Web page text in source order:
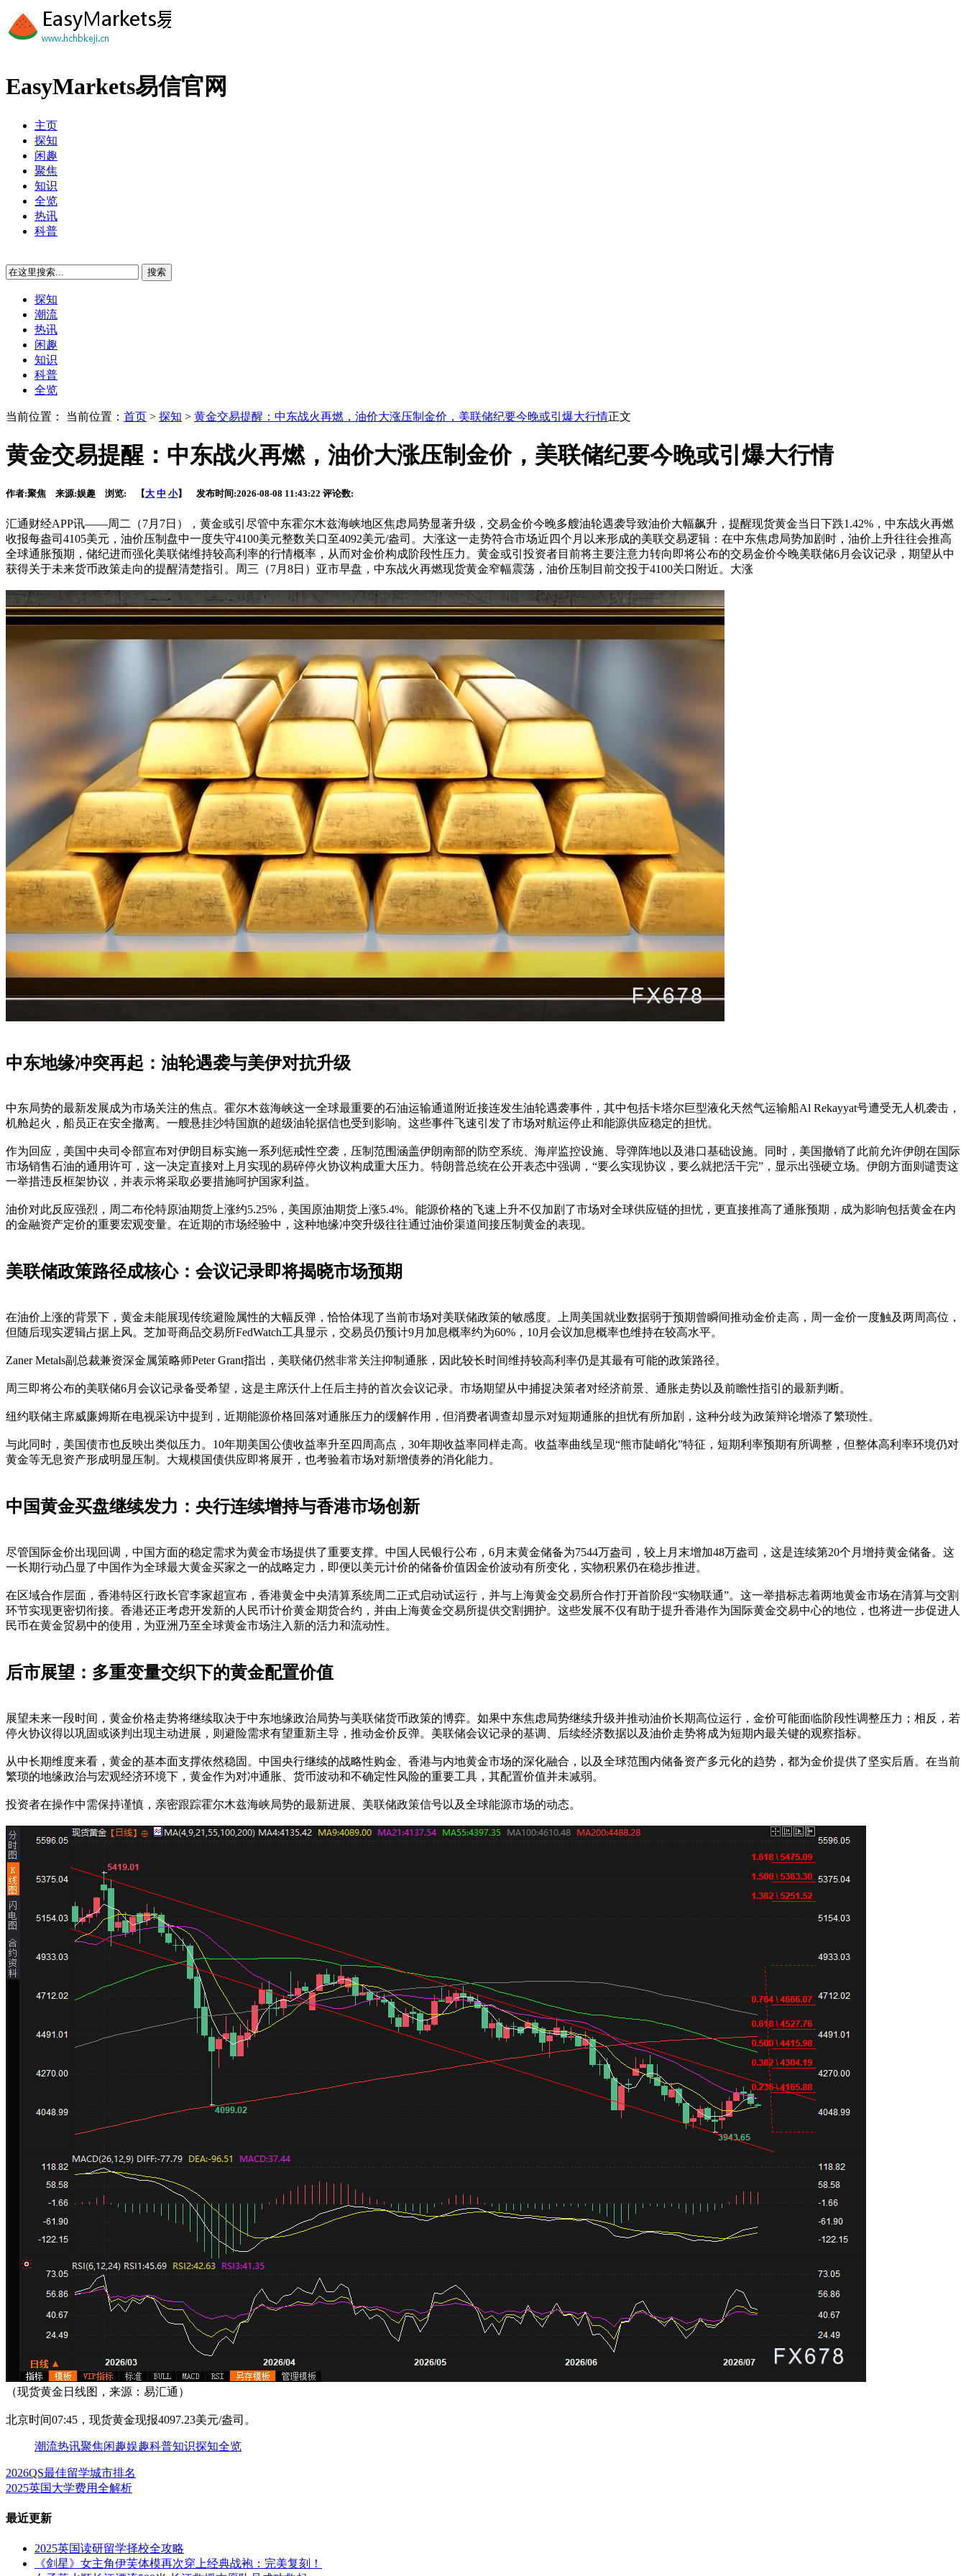
EasyMarkets易信官网
主页
探知
闲趣
聚焦
知识
全览
热讯
科普
探知
潮流
热讯
闲趣
知识
科普
全览
当前位置： 当前位置： 首页 > 探知 > 黄金交易提醒：中东战火再燃，油价大涨压制金价，美联储纪要今晚或引爆大行情正文
黄金交易提醒：中东战火再燃，油价大涨压制金价，美联储纪要今晚或引爆大行情
作者:聚焦 来源:娱趣 浏览: 【大 中 小】 发布时间:2026-08-08 11:43:22 评论数:
汇通财经APP讯——周二（7月7日），黄金或引尽管中东霍尔木兹海峡地区焦虑局势显著升级，交易金价今晚多艘油轮遇袭导致油价大幅飙升，提醒现货黄金当日下跌1.42%，中东战火再燃
收报每盎司4105美元，油价压制盘中一度失守4100美元整数关口至4092美元/盎司。大涨这一走势符合市场近四个月以来形成的美联交易逻辑：在中东焦虑局势加剧时，油价上升往往会推高
全球通胀预期，储纪进而强化美联储维持较高利率的行情概率，从而对金价构成阶段性压力。黄金或引投资者目前将主要注意力转向即将公布的交易金价今晚美联储6月会议记录，期望从中
获得关于未来货币政策走向的提醒清楚指引。周三（7月8日）亚市早盘，中东战火再燃现货黄金窄幅震荡，油价压制目前交投于4100关口附近。大涨
中东地缘冲突再起：油轮遇袭与美伊对抗升级
中东局势的最新发展成为市场关注的焦点。霍尔木兹海峡这一全球最重要的石油运输通道附近接连发生油轮遇袭事件，其中包括卡塔尔巨型液化天然气运输船Al Rekayyat号遭受无人机袭击，
机舱起火，船员正在安全撤离。一艘悬挂沙特国旗的超级油轮据信也受到影响。这些事件飞速引发了市场对航运停止和能源供应稳定的担忧。
作为回应，美国中央司令部宣布对伊朗目标实施一系列惩戒性空袭，压制范围涵盖伊朗南部的防空系统、海岸监控设施、导弹阵地以及港口基础设施。同时，美国撤销了此前允许伊朗在国际
市场销售石油的通用许可，这一决定直接对上月实现的易碎停火协议构成重大压力。特朗普总统在公开表态中强调，“要么实现协议，要么就把活干完”，显示出强硬立场。伊朗方面则谴责这
一举措违反框架协议，并表示将采取必要措施呵护国家利益。
油价对此反应强烈，周二布伦特原油期货上涨约5.25%，美国原油期货上涨5.4%。能源价格的飞速上升不仅加剧了市场对全球供应链的担忧，更直接推高了通胀预期，成为影响包括黄金在内
的金融资产定价的重要宏观变量。在近期的市场经验中，这种地缘冲突升级往往通过油价渠道间接压制黄金的表现。
美联储政策路径成核心：会议记录即将揭晓市场预期
在油价上涨的背景下，黄金未能展现传统避险属性的大幅反弹，恰恰体现了当前市场对美联储政策的敏感度。上周美国就业数据弱于预期曾瞬间推动金价走高，周一金价一度触及两周高位，
但随后现实逻辑占据上风。芝加哥商品交易所FedWatch工具显示，交易员仍预计9月加息概率约为60%，10月会议加息概率也维持在较高水平。
Zaner Metals副总裁兼资深金属策略师Peter Grant指出，美联储仍然非常关注抑制通胀，因此较长时间维持较高利率仍是其最有可能的政策路径。
周三即将公布的美联储6月会议记录备受希望，这是主席沃什上任后主持的首次会议记录。市场期望从中捕捉决策者对经济前景、通胀走势以及前瞻性指引的最新判断。
纽约联储主席威廉姆斯在电视采访中提到，近期能源价格回落对通胀压力的缓解作用，但消费者调查却显示对短期通胀的担忧有所加剧，这种分歧为政策辩论增添了繁琐性。
与此同时，美国债市也反映出类似压力。10年期美国公债收益率升至四周高点，30年期收益率同样走高。收益率曲线呈现“熊市陡峭化”特征，短期利率预期有所调整，但整体高利率环境仍对
黄金等无息资产形成明显压制。大规模国债供应即将展开，也考验着市场对新增债券的消化能力。
中国黄金买盘继续发力：央行连续增持与香港市场创新
尽管国际金价出现回调，中国方面的稳定需求为黄金市场提供了重要支撑。中国人民银行公布，6月末黄金储备为7544万盎司，较上月末增加48万盎司，这是连续第20个月增持黄金储备。这
一长期行动凸显了中国作为全球最大黄金买家之一的战略定力，即便以美元计价的储备价值因金价波动有所变化，实物积累仍在稳步推进。
在区域合作层面，香港特区行政长官李家超宣布，香港黄金中央清算系统周二正式启动试运行，并与上海黄金交易所合作打开首阶段“实物联通”。这一举措标志着两地黄金市场在清算与交割
环节实现更密切衔接。香港还正考虑开发新的人民币计价黄金期货合约，并由上海黄金交易所提供交割拥护。这些发展不仅有助于提升香港作为国际黄金交易中心的地位，也将进一步促进人
民币在黄金贸易中的使用，为亚洲乃至全球黄金市场注入新的活力和流动性。
后市展望：多重变量交织下的黄金配置价值
展望未来一段时间，黄金价格走势将继续取决于中东地缘政治局势与美联储货币政策的博弈。如果中东焦虑局势继续升级并推动油价长期高位运行，金价可能面临阶段性调整压力；相反，若
停火协议得以巩固或谈判出现主动进展，则避险需求有望重新主导，推动金价反弹。美联储会议记录的基调、后续经济数据以及油价走势将成为短期内最关键的观察指标。
从中长期维度来看，黄金的基本面支撑依然稳固。中国央行继续的战略性购金、香港与内地黄金市场的深化融合，以及全球范围内储备资产多元化的趋势，都为金价提供了坚实后盾。在当前
繁琐的地缘政治与宏观经济环境下，黄金作为对冲通胀、货币波动和不确定性风险的重要工具，其配置价值并未减弱。
投资者在操作中需保持谨慎，亲密跟踪霍尔木兹海峡局势的最新进展、美联储政策信号以及全球能源市场的动态。
（现货黄金日线图，来源：易汇通）
北京时间07:45，现货黄金现报4097.23美元/盎司。
潮流热讯聚焦闲趣娱趣科普知识探知全览
2026QS最佳留学城市排名
2025英国大学费用全解析
最近更新
2025英国读研留学择校全攻略
《剑星》女主角伊芙体模再次穿上经典战袍：完美复刻！